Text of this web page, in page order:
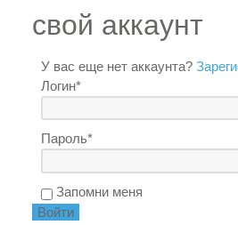
свой аккаунт
У вас еще нет аккаунта?
Логин*
Пароль*
Запомни меня